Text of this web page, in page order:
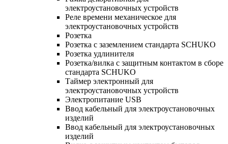
электроустановочных устройств
Реле времени механическое для
электроустановочных устройств
Розетка
Розетка с заземлением стандарта SCHUKO
Розетка удлинителя
Розетка/вилка с защитным контактом в сборе
стандарта SCHUKO
Таймер электронный для
электроустановочных устройств
Электропитание USB
Ввод кабельный для электроустановочных
изделий
Ввод кабельный для электроустановочных
изделий